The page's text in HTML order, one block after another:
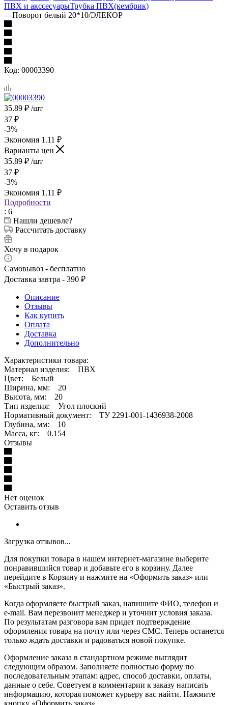
ПВХ и акссесуарыТрубка ПВХ(кембрик)
—Поворот белый 20*10/ЭЛЕКОР
Код: 00003390
35.89 ₽ /шт
37 ₽
-3%
Экономия 1.11 ₽
Варианты цен
35.89 ₽ /шт
37 ₽
-3%
Экономия 1.11 ₽
Подробности
: 6
Нашли дешевле?
Рассчитать доставку
Хочу в подарок
Самовывоз - бесплатно
Доставка завтра - 390 ₽
Описание
Отзывы
Как купить
Оплата
Доставка
Дополнительно
Характеристики товара:
Материал изделия: ПВХ
Цвет: Белый
Ширина, мм: 20
Высота, мм: 20
Тип изделия: Угол плоский
Нормативный документ: ТУ 2291-001-1436938-2008
Глубина, мм: 10
Масса, кг: 0.154
Отзывы
Нет оценок
Оставить отзыв
Загрузка отзывов...
Для покупки товара в нашем интернет-магазине выберите
понравившийся товар и добавьте его в корзину. Далее
перейдите в Корзину и нажмите на «Оформить заказ» или
«Быстрый заказ».
Когда оформляете быстрый заказ, напишите ФИО, телефон и
e-mail. Вам перезвонит менеджер и уточнит условия заказа.
По результатам разговора вам придет подтверждение
оформления товара на почту или через СМС. Теперь останется
только ждать доставки и радоваться новой покупке.
Оформление заказа в стандартном режиме выглядит
следующим образом. Заполняете полностью форму по
последовательным этапам: адрес, способ доставки, оплаты,
данные о себе. Советуем в комментарии к заказу написать
информацию, которая поможет курьеру вас найти. Нажмите
кнопку «Оформить заказ».